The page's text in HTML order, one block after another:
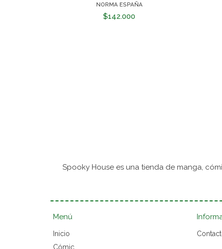
NORMA ESPAÑA
$142.000
Spooky House es una tienda de manga,
Menú
Inicio
Cómic